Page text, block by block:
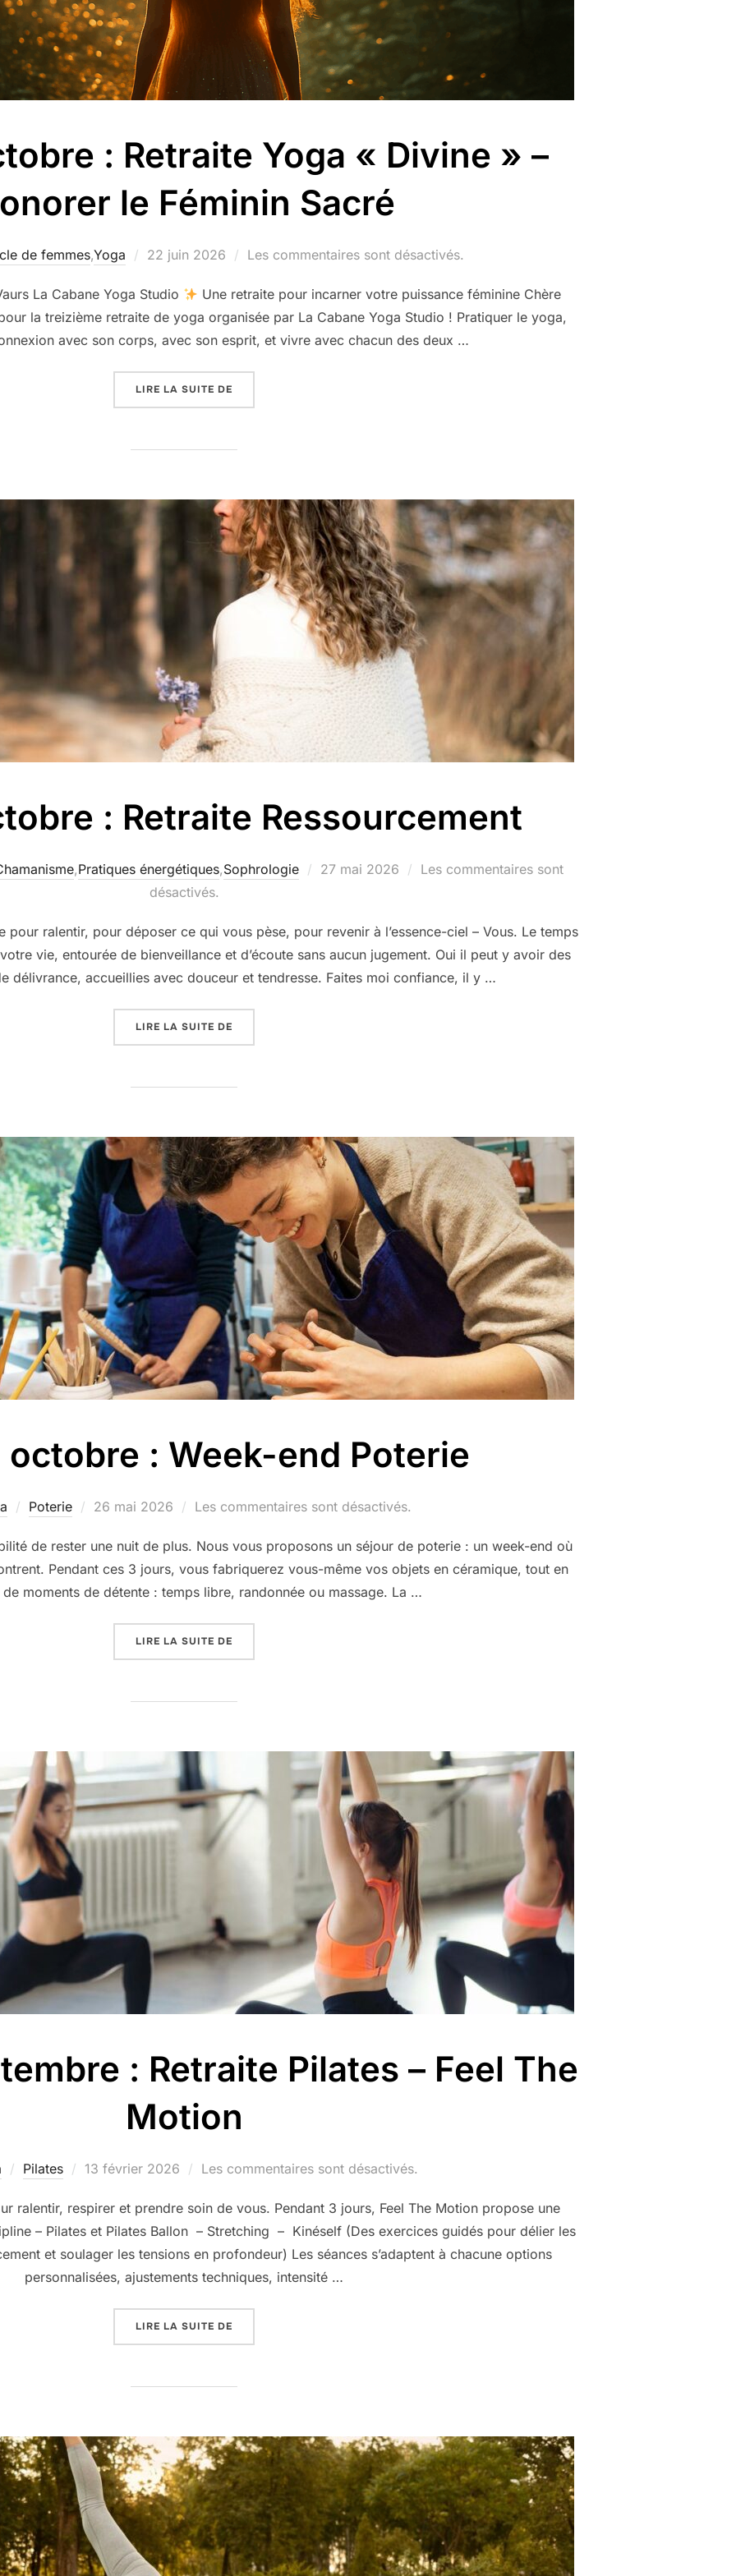
: Retraite Yoga « Divine » –
le Féminin Sacré
de femmes,Yoga
Publié
22 juin 2026 Les commentaires sont désactivés.
La Cabane Yoga Studio
Une retraite pour incarner votre puissance féminine Chère
la treizième retraite de yoga organisée par La Cabane Yoga Studio ! Pratiquer le yoga,
avec son corps, avec son esprit, et vivre avec chacun des deux …
LIRE LA SUITE DE
: Retraite Ressourcement
,Pratiques énergétiques,Sophrologie
Publié
27 mai 2026
Les commentaires sont
désactivés.
pour ralentir, pour déposer ce qui vous pèse, pour revenir à l’essence-ciel – Vous. Le temps
vie, entourée de bienveillance et d’écoute sans aucun jugement. Oui il peut y avoir des
délivrance, accueillies avec douceur et tendresse. Faites moi confiance, il y …
LIRE LA SUITE DE
octobre : Week-end Poterie
Poterie
Publié
26 mai 2026 Les commentaires sont désactivés.
de rester une nuit de plus. Nous vous proposons un séjour de poterie : un week-end où
Pendant ces 3 jours, vous fabriquerez vous-même vos objets en céramique, tout en
moments de détente : temps libre, randonnée ou massage. La …
LIRE LA SUITE DE
: Retraite Pilates – Feel The
Motion
Pilates
Publié
13 février 2026 Les commentaires sont désactivés.
ralentir, respirer et prendre soin de vous. Pendant 3 jours, Feel The Motion propose une
– Pilates et Pilates Ballon – Stretching – Kinéself (Des exercices guidés pour délier les
et soulager les tensions en profondeur) Les séances s’adaptent à chacune options
personnalisées, ajustements techniques, intensité …
LIRE LA SUITE DE